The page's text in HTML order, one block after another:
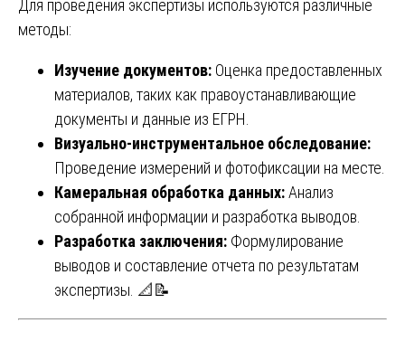
Для проведения экспертизы используются различные
методы:
Изучение документов: Оценка предоставленных
материалов, таких как правоустанавливающие
документы и данные из ЕГРН.
Визуально-инструментальное обследование:
Проведение измерений и фотофиксации на месте.
Камеральная обработка данных:Анализ
собранной информации и разработка выводов.
Разработка заключения: Формулирование
выводов и составление отчета по результатам
экспертизы. 📐📝